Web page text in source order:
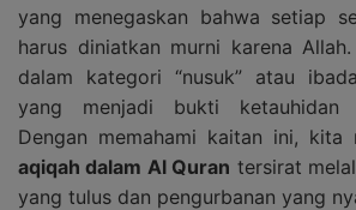
yang menegaskan bahwa setiap
harus diniatkan murni karena
dalam kategori “nusuk” atau
yang menjadi bukti ketauhidan
Dengan memahami kaitan ini, kita
aqiqah dalam Al Quran tersirat
yang tulus dan pengurbanan yang